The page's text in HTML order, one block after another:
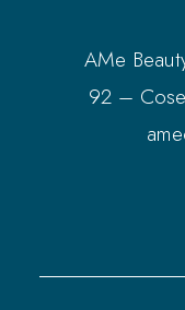
AMe
92 –